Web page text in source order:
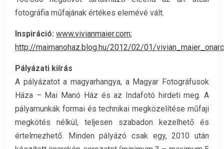
fotográfia műfajának értékes elemévé vált.
Inspiráció: www.vivianmaier.com;
http://maimanohaz.blog.hu/2012/02/01/
Pályázati kiírás
A pályázatot a magyarhangya, a Magyar Fotográfusok
Háza – Mai Manó Ház és az Indafotó hirdeti meg. A
pályamunkák formai és technikai megközelítése műfaji
megkötés nélkül, teljesen szabadon kezelhető és
értelmezhető. Minden pályázó csak egy, 2010 után